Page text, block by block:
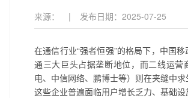
来源： | 发布日期： 2025-07-25
在通信行业“强者恒强”的格局下，中国
通三大巨头占据垄断地位，而二线运营
电、中信网络、鹏博士等）则在夹缝中求
这些企业普遍面临用户增长乏力、基础设